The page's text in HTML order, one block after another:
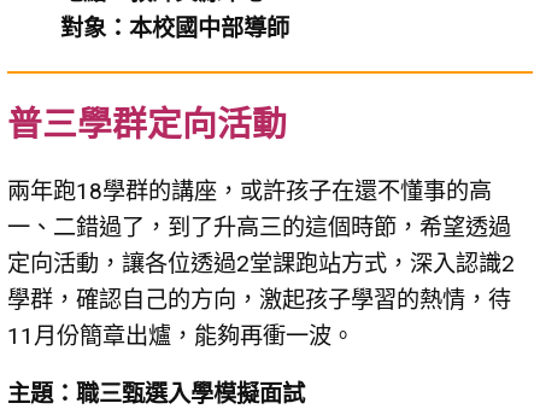
對象：本校國中部導師
普三學群定向活動
兩年跑18學群的講座，或許孩子在還不懂事的高
一、二錯過了，到了升高三的這個時節，希望透過
定向活動，讓各位透過2堂課跑站方式，深入認識2
學群，確認自己的方向，激起孩子學習的熱情，待
11月份簡章出爐，能夠再衝一波。
主題：職三甄選入學模擬面試